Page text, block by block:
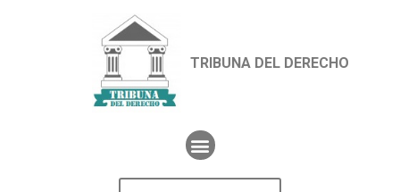
TRIBUNA DEL DERECHO